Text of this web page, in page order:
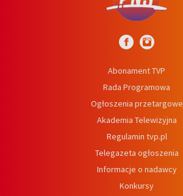
Abonament TVP
Rada Programowa
Ogłoszenia przetargowe
Akademia Telewizyjna
Regulamin tvp.pl
Telegazeta ogłoszenia
Informacje o nadawcy
Konkursy